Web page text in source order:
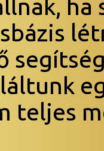
ha
teljes